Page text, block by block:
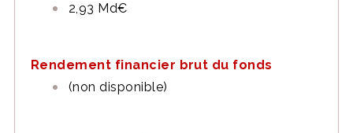
2,93 Md€
Rendement financier brut du fonds
(non disponible)